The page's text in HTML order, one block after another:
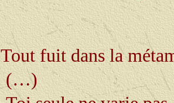
Tout fuit dans la
(…)